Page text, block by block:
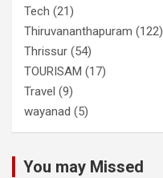
Tech (21)
Thiruvananthapuram (122)
Thrissur (54)
TOURISAM (17)
Travel (9)
wayanad (5)
You may Missed